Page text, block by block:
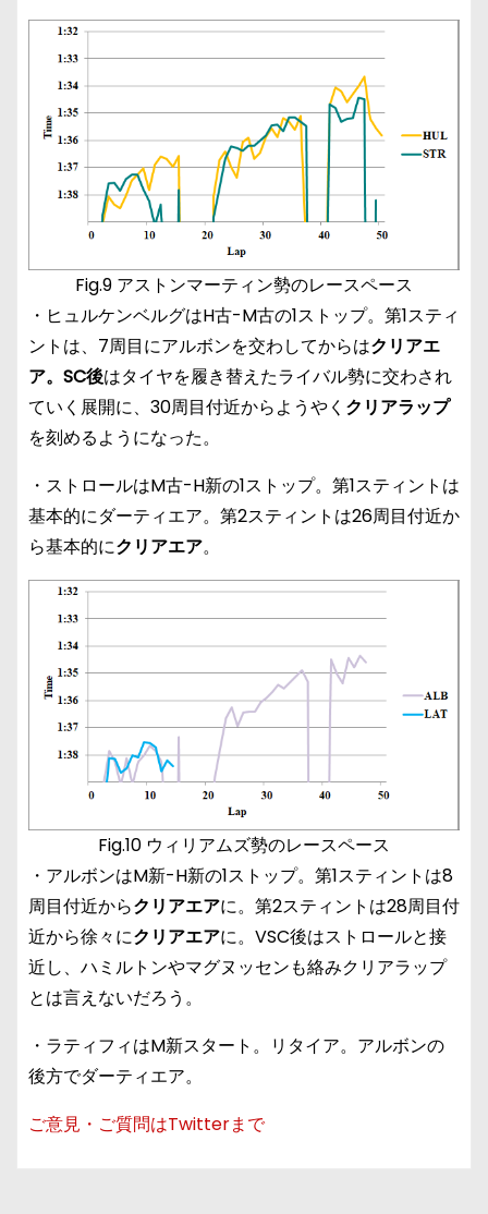
Fig.9 アストンマーティン勢のレースペース
・ヒュルケンベルグはH古-M古の1ストップ。第1スティ
ントは、7周目にアルボンを交わしてからはクリアエ
ア。SC後はタイヤを履き替えたライバル勢に交わされ
ていく展開に、30周目付近からようやく クリアラップ
を刻めるようになった。
・ストロールはM古-H新の1ストップ。第1スティントは
基本的にダーティエア。第2スティントは26周目付近か
ら基本的にクリアエア。
Fig.10 ウィリアムズ勢のレースペース
・アルボンはM新-H新の1ストップ。第1スティントは8
周目付近からクリアエアに。第2スティントは28周目付
近から徐々にクリアエアに。VSC後はストロールと接
近し、ハミルトンやマグヌッセンも絡みクリアラップ
とは言えないだろう。
・ラティフィはM新スタート。リタイア。アルボンの
後方でダーティエア。
ご意見・ご質問はTwitterまで